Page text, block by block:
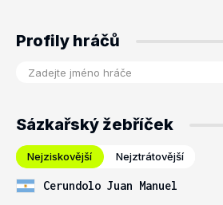
Profily hráčů
Sázkařský žebříček
Nejziskovější Nejztrátovější
Cerundolo Juan Manuel